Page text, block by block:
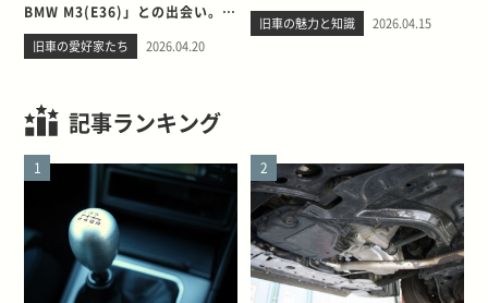
BMW M3(E36)」との出会い。そ
して別れを考える
旧車の愛好家たち 2026.04.20
旧車の魅力と知識 2026.04.15
記事ランキング
1 2